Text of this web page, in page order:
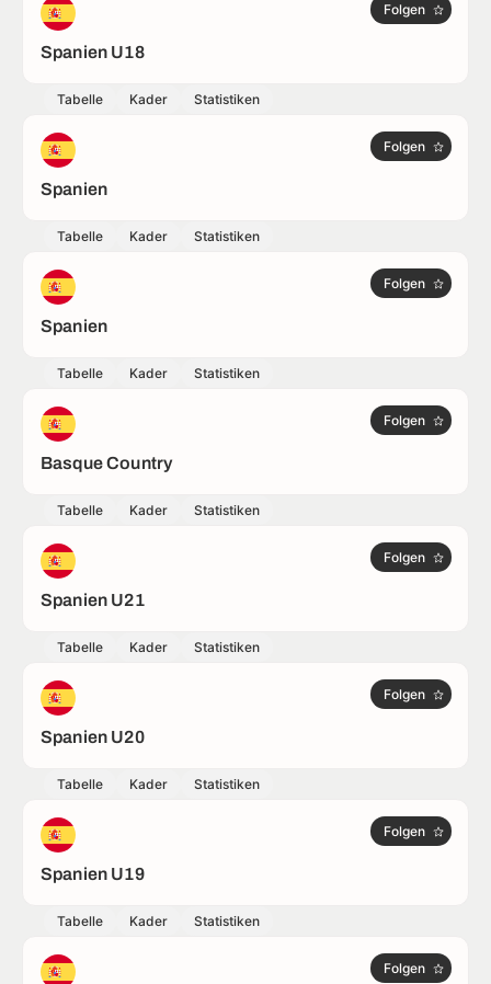
Spanien U18
Folgen
Tabelle Kader Statistiken
Spanien
Folgen
Tabelle Kader Statistiken
Spanien
Folgen
Tabelle Kader Statistiken
Basque Country
Folgen
Tabelle Kader Statistiken
Spanien U21
Folgen
Tabelle Kader Statistiken
Spanien U20
Folgen
Tabelle Kader Statistiken
Spanien U19
Folgen
Tabelle Kader Statistiken
Folgen